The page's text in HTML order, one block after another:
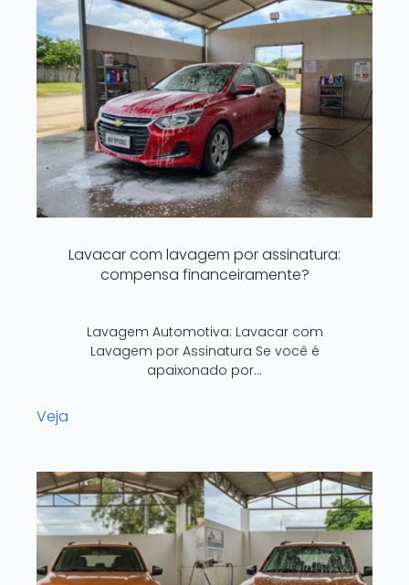
Lavacar com lavagem por assinatura:
compensa financeiramente?
Lavagem Automotiva: Lavacar com
Lavagem por Assinatura Se você é
apaixonado por…
Veja